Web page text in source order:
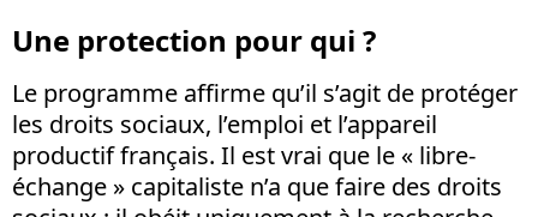
Une protection pour qui ?
Le programme affirme qu’il s’agit de protéger
les droits sociaux, l’emploi et l’appareil
productif français. Il est vrai que le « libre-
échange » capitaliste n’a que faire des droits